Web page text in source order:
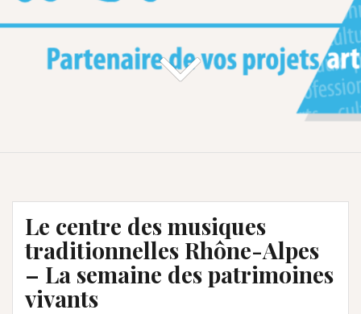
Le centre des musiques
traditionnelles Rhône-Alpes
– La semaine des patrimoines
vivants